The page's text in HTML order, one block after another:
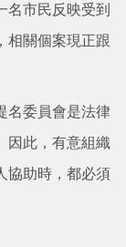
名市民反映受到
相關個案現正跟
名委員會是法律
因此，有意組織
協助時，都必須